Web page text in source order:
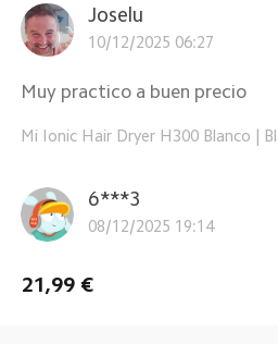
21,99 €
Joselu
10/12/2025 06:27
Muy practico a buen precio
Mi Ionic Hair Dryer H300 Blanco
6***3
08/12/2025 19:14
es comodo de usar y no pesa.